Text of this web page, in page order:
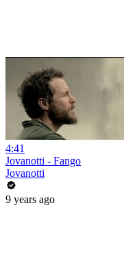
4:41
Jovanotti - Fango
Jovanotti
9 years ago